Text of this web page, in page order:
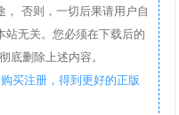
否则，一切后果请用户自
无关。您必须在下载后的
底删除上述内容。
买注册，得到更好的正版